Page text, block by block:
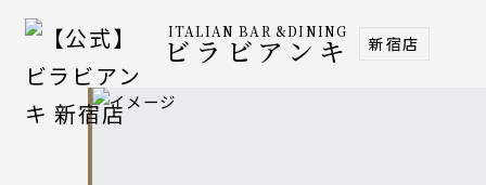
ITALIAN BAR &DINING
ビラビアンキ 新宿店